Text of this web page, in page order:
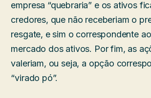
empresa “quebraria” e os ativos
credores, que não receberiam o
resgate, e sim o correspondente
mercado dos ativos. Por fim, as
valeriam, ou seja, a opção
“virado pó”.